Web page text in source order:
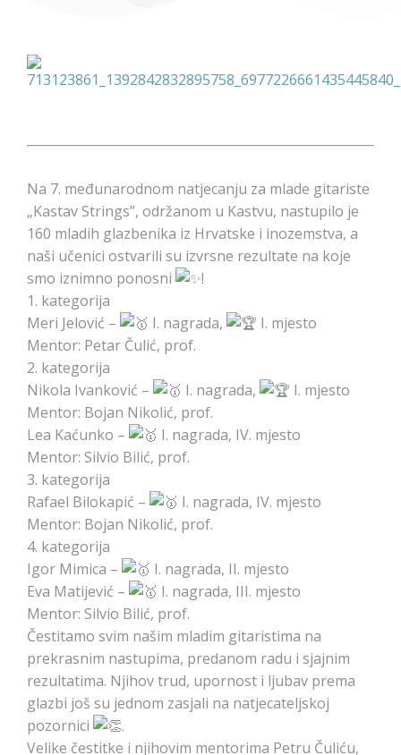
Na 7. međunarodnom natjecanju za mlade gitariste
„Kastav Strings”, održanom u Kastvu, nastupilo je
160 mladih glazbenika iz Hrvatske i inozemstva, a
naši učenici ostvarili su izvrsne rezultate na koje
smo iznimno ponosni
!
1. kategorija
Meri Jelović –
I. nagrada,
I. mjesto
Mentor: Petar Čulić, prof.
2. kategorija
Nikola Ivanković –
I. nagrada,
I. mjesto
Mentor: Bojan Nikolić, prof.
Lea Kaćunko –
I. nagrada, IV. mjesto
Mentor: Silvio Bilić, prof.
3. kategorija
Rafael Bilokapić –
I. nagrada, IV. mjesto
Mentor: Bojan Nikolić, prof.
4. kategorija
Igor Mimica –
I. nagrada, II. mjesto
Eva Matijević –
I. nagrada, III. mjesto
Mentor: Silvio Bilić, prof.
Čestitamo svim našim mladim gitaristima na
prekrasnim nastupima, predanom radu i sjajnim
rezultatima. Njihov trud, upornost i ljubav prema
glazbi još su jednom zasjali na natjecateljskoj
pozornici
.
Velike čestitke i njihovim mentorima Petru Čuliću,